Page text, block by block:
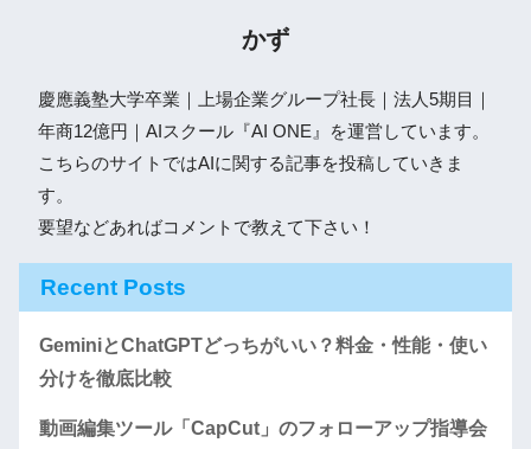
かず
慶應義塾大学卒業｜上場企業グループ社長｜法人5期目｜
年商12億円｜AIスクール『AI ONE』を運営しています。
こちらのサイトではAIに関する記事を投稿していきま
す。
要望などあればコメントで教えて下さい！
Recent Posts
GeminiとChatGPTどっちがいい？料金・性能・使い
分けを徹底比較
動画編集ツール「CapCut」のフォローアップ指導会